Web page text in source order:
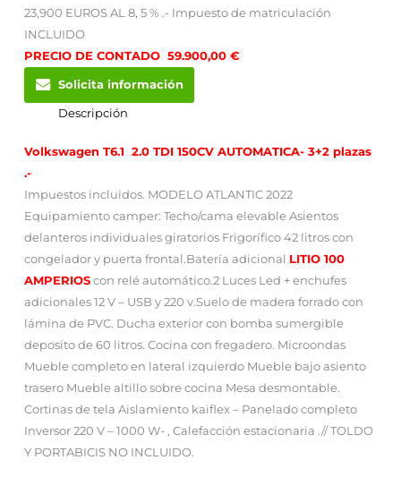
23,900 EUROS AL 8, 5 % .- Impuesto de matriculación
INCLUIDO
PRECIO DE CONTADO 59.900,00 €
Solicita información
Descripción
Volkswagen T6.1 2.0 TDI 150CV AUTOMATICA- 3+2 plazas
.-
Impuestos incluidos. MODELO ATLANTIC 2022
Equipamiento camper: Techo/cama elevable Asientos
delanteros individuales giratorios Frigorífico 42 litros con
congelador y puerta frontal.Batería adicional LITIO 100
AMPERIOS con relé automático.2 Luces Led + enchufes
adicionales 12 V – USB y 220 v.Suelo de madera forrado con
lámina de PVC. Ducha exterior con bomba sumergible
deposito de 60 litros. Cocina con fregadero. Microondas
Mueble completo en lateral izquierdo Mueble bajo asiento
trasero Mueble altillo sobre cocina Mesa desmontable.
Cortinas de tela Aislamiento kaiflex – Panelado completo
Inversor 220 V – 1000 W- , Calefacción estacionaria .// TOLDO
Y PORTABICIS NO INCLUIDO.